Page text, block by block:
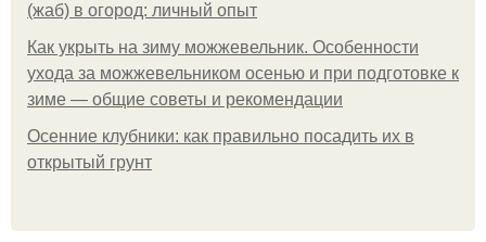
(жаб) в огород: личный опыт
Как укрыть на зиму можжевельник. Особенности
ухода за можжевельником осенью и при подготовке к
зиме — общие советы и рекомендации
Осенние клубники: как правильно посадить их в
открытый грунт